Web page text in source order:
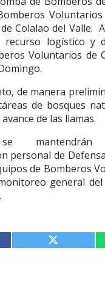
Colalao del Valle.
logístico y
Voluntarios de
de manera
de bosques
de las llamas.
mantendrán
personal de
de Bomberos
general